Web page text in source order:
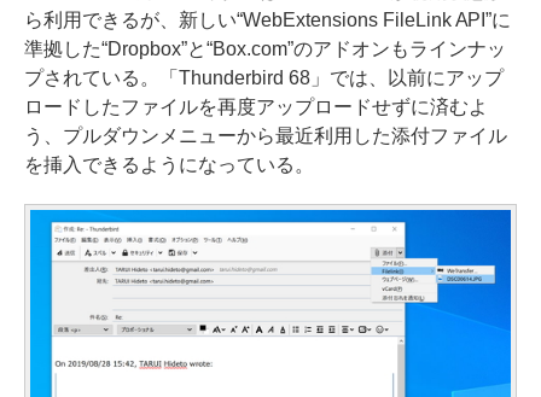
ら利用できるが、新しい“WebExtensions FileLink API”に
準拠した“Dropbox”と“Box.com”のアドオンもラインナッ
プされている。「Thunderbird 68」では、以前にアップ
ロードしたファイルを再度アップロードせずに済むよ
う、プルダウンメニューから最近利用した添付ファイル
を挿入できるようになっている。